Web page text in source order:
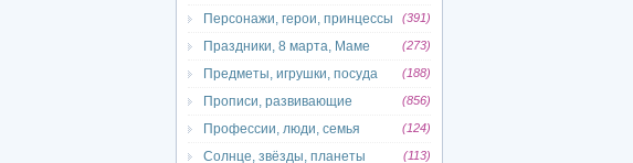
Персонажи, герои, принцессы (391)
Праздники, 8 марта, Маме (273)
Предметы, игрушки, посуда (188)
Прописи, развивающие (856)
Профессии, люди, семья (124)
Солнце, звёзды, планеты (113)